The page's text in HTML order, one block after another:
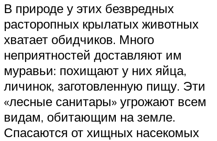
В природе у этих безвредных
расторопных крылатых животных
хватает обидчиков. Много
неприятностей доставляют им
муравьи: похищают у них яйца,
личинок, заготовленную пищу. Эти
«лесные санитары» угрожают всем
видам, обитающим на земле.
Спасаются от хищных насекомых